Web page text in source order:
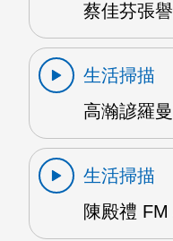
蔡佳芬張
生活掃描
高瀚諺羅
生活掃描
陳殿禮 FM